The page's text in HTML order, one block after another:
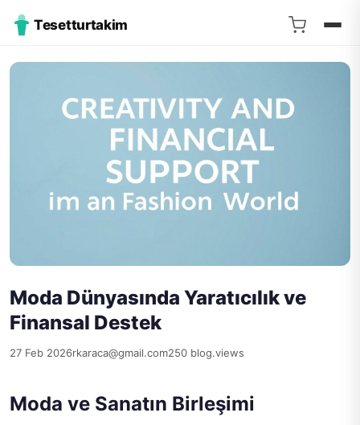
Tesetturtakim
Moda Dünyasında Yaratıcılık ve
Finansal Destek
27 Feb 2026rkaraca@gmail.com250 blog.views
Moda ve Sanatın Birleşimi